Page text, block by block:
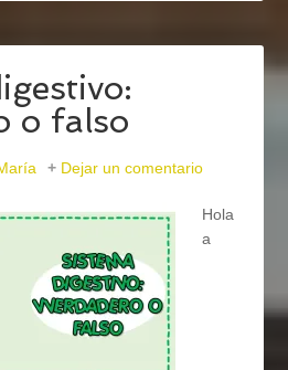
o falso
Dejar un comentario
Hola
a